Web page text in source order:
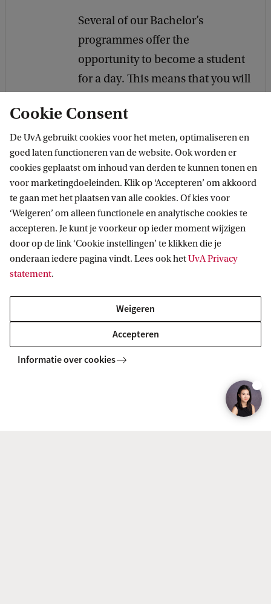
Several of our Bachelor’s
programmes offer the
opportunity to become a student
for a day. This means that you will
join them in attending an actual
lecture or tutorial.
More information
Keep me informed
information sessions. Do you want us to keep you
informed on news and upcoming events?
Cookie Consent
De UvA gebruikt cookies voor het meten, optimaliseren en
goed laten functioneren van de website. Ook worden er
cookies geplaatst om inhoud van derden te kunnen tonen en
voor marketingdoeleinden. Klik op ‘Accepteren’ om akkoord
te gaan met het plaatsen van alle cookies. Of kies voor
‘Weigeren’ om alleen functionele en analytische cookies te
accepteren. Je kunt je voorkeur op ieder moment wijzigen
door op de link ‘Cookie instellingen’ te klikken die je
onderaan iedere pagina vindt. Lees ook hetUvA Privacy
statement.
Weigeren
Accepteren
Informatie over cookies